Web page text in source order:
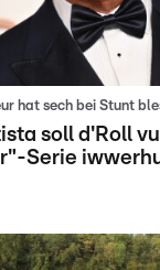
hat sech bei Stunt
soll d'Roll
Serie